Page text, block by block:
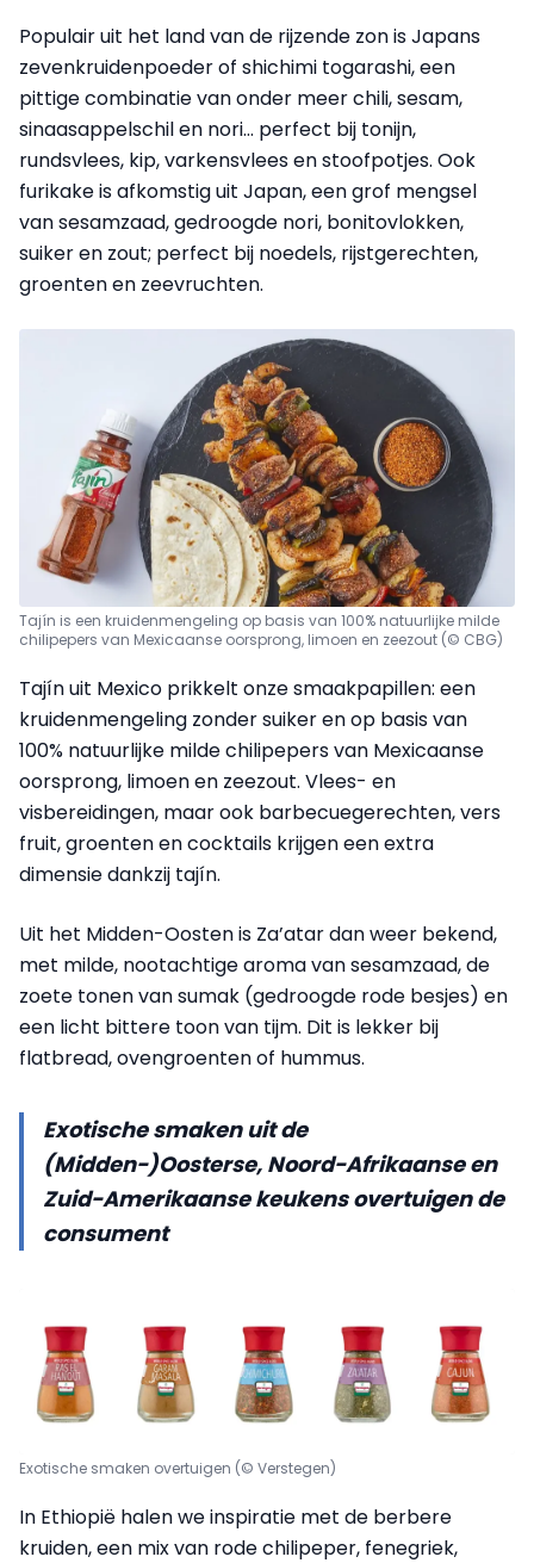
Populair uit het land van de rijzende zon is Japans
zevenkruidenpoeder of shichimi togarashi, een
pittige combinatie van onder meer chili, sesam,
sinaasappelschil en nori... perfect bij tonijn,
rundsvlees, kip, varkensvlees en stoofpotjes. Ook
furikake is afkomstig uit Japan, een grof mengsel
van sesamzaad, gedroogde nori, bonitovlokken,
suiker en zout; perfect bij noedels, rijstgerechten,
groenten en zeevruchten.
Tajín is een kruidenmengeling op basis van 100% natuurlijke milde
chilipepers van Mexicaanse oorsprong, limoen en zeezout (© CBG)
Tajín uit Mexico prikkelt onze smaakpapillen: een
kruidenmengeling zonder suiker en op basis van
100% natuurlijke milde chilipepers van Mexicaanse
oorsprong, limoen en zeezout. Vlees- en
visbereidingen, maar ook barbecuegerechten, vers
fruit, groenten en cocktails krijgen een extra
dimensie dankzij tajín.
Uit het Midden-Oosten is Za’atar dan weer bekend,
met milde, nootachtige aroma van sesamzaad, de
zoete tonen van sumak (gedroogde rode besjes) en
een licht bittere toon van tijm. Dit is lekker bij
flatbread, ovengroenten of hummus.
Exotische smaken uit de
(Midden-)Oosterse, Noord-Afrikaanse en
Zuid-Amerikaanse keukens overtuigen de
consument
Exotische smaken overtuigen (© Verstegen)
In Ethiopië halen we inspiratie met de berbere
kruiden, een mix van rode chilipeper, fenegriek,